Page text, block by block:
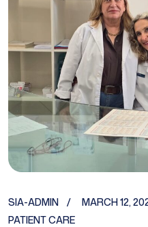
SIA-ADMIN MARCH 12,
PATIENT CARE